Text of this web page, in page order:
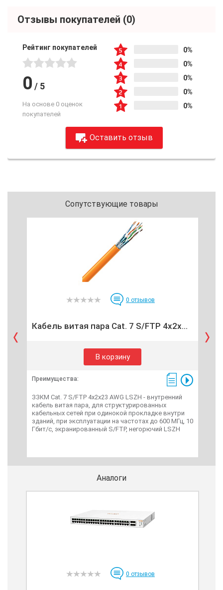
Отзывы покупателей (0)
Рейтинг покупателей
0 / 5
На основе 0 оценок
покупателей
0%
0%
0%
0%
0%
Оставить отзыв
Сопутствующие товары
0 отзывов
Кабель витая пара Cat. 7 S/FTP 4x2x...
В корзину
Преимущества:
ЗЗКМ Cat. 7 S/FTP 4x2x23 AWG LSZH - внутренний
кабель витая пара, для структурированных
кабельных сетей при одинокой прокладке внутри
зданий, при эксплуатации на частотах до 600 МГц, 10
Гбит/с, экранированный S/FTP, негорючий LSZH
Аналоги
0 отзывов